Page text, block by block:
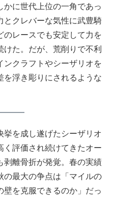
に世代上位の一角であっ
とクレバーな気性に武豊騎
のレースでも安定して力を
た。だが、荒削りで不利
ンクラフトやシーザリオを
を浮き彫りにされるような
挙を成し遂げたシーザリオ
く評価され続けてきたオー
剥離骨折が発覚。春の実績
の最大の争点は「マイルの
を克服できるのか」だっ